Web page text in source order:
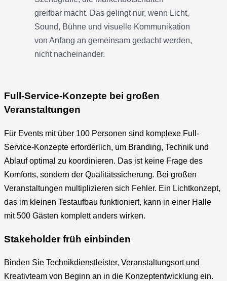
greifbar macht. Das gelingt nur, wenn Licht,
Sound, Bühne und visuelle Kommunikation
von Anfang an gemeinsam gedacht werden,
nicht nacheinander.
Full-Service-Konzepte bei großen
Veranstaltungen
Für Events mit über 100 Personen sind komplexe Full-
Service-Konzepte erforderlich, um Branding, Technik und
Ablauf optimal zu koordinieren. Das ist keine Frage des
Komforts, sondern der Qualitätssicherung. Bei großen
Veranstaltungen multiplizieren sich Fehler. Ein Lichtkonzept,
das im kleinen Testaufbau funktioniert, kann in einer Halle
mit 500 Gästen komplett anders wirken.
Stakeholder früh einbinden
Binden Sie Technikdienstleister, Veranstaltungsort und
Kreativteam von Beginn an in die Konzeptentwicklung ein.